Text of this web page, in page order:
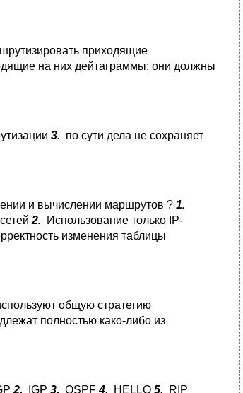
приходящие
на них дейтаграммы; они должны
3. по сути дела не сохраняет
и вычислении маршрутов ? 1.
2. Использование только IP-
изменения таблицы
общую стратегию
полностью како-либо из
2. IGP 3. OSPF4. HELLO 5. RIP